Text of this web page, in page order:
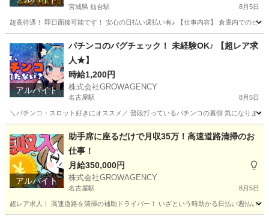
宮城県 仙台駅 8月5日
超高待遇！ 即日面接可能です！ 安心の日払い週払い有♪ 【仕事内容】 倉庫内でのピ
仙台駅 軽作業 時給
アルバイト
パチンコのバグチェック！ 未経験OK♪ 【超レア求
人★】
時給1,200円
株式会社GROWAGENCY
名古屋駅 8月5日
＼パチンコ・スロット好きにオススメ／ 普段打っているパチンコの裏側 気になりま
名古屋駅 その他 レア
アルバイト
助手席に座るだけで月収35万！高速道路清掃のお
仕事！
月給350,000円
株式会社GROWAGENCY
名古屋駅 8月5日
超レア求人！ 高速道路を清掃の補助ドライバー！ いざという時助かる日払い週払い